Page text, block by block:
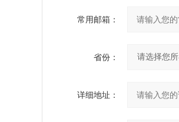
常用邮箱：
省份：
详细地址：